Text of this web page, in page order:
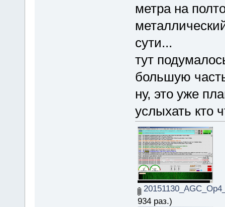
метра на
сути...
тут
большую
ну, это уже
услыхать кто
934 раз.)